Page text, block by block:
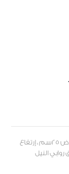
العلامة التجارية : مدوراللون : أحمرالحجم : طولxعرض 25سم ، إرتفاع